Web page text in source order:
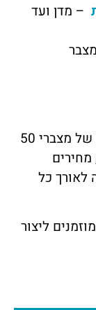
– מדן ועד
בנוסף, תוכלו ליהנות מהיצע גדול וזמין של מצברי 50
לאורך כל
מוזמנים ליצור